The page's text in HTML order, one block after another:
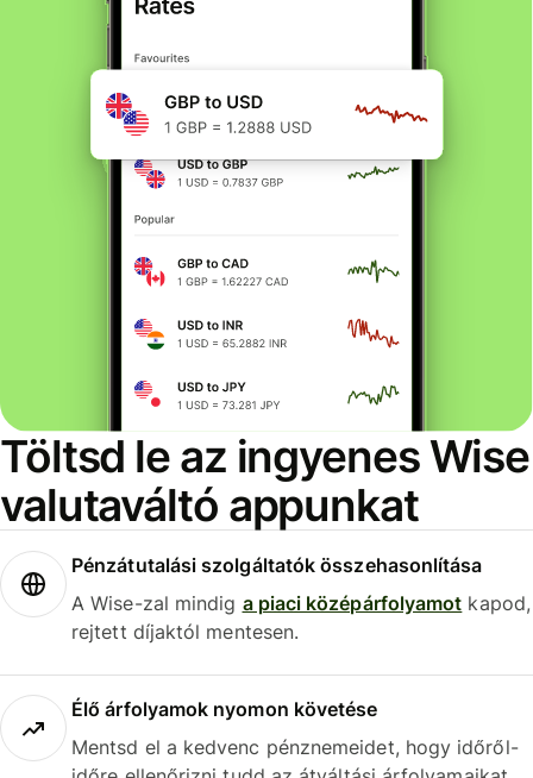
Töltsd le az ingyenes Wise
valutaváltó appunkat
Pénzátutalási szolgáltatók összehasonlítása
A Wise-zal mindig a piaci középárfolyamot kapod,
rejtett díjaktól mentesen.
Élő árfolyamok nyomon követése
Mentsd el a kedvenc pénznemeidet, hogy időről-